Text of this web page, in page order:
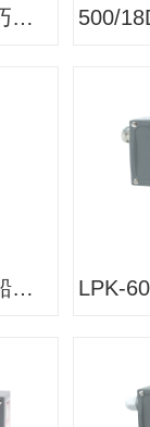
505/18D型（精巧）压力开关/压力控制器
YWK-50-C型（船用）压力开关/压力控制器